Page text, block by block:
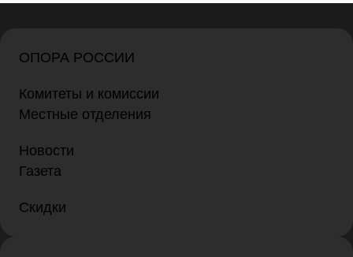
ОПОРА РОССИИ
Комитеты и комиссии
Местные отделения
Новости
Газета
Скидки